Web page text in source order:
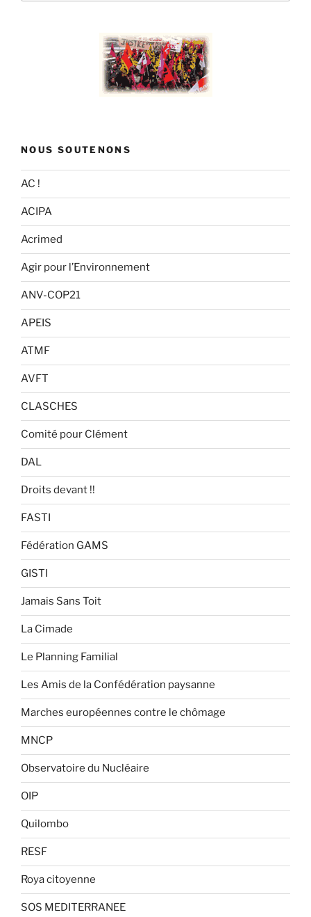
NOUS SOUTENONS
AC !
ACIPA
Acrimed
Agir pour l’Environnement
ANV-COP21
APEIS
ATMF
AVFT
CLASCHES
Comité pour Clément
DAL
Droits devant !!
FASTI
Fédération GAMS
GISTI
Jamais Sans Toit
La Cimade
Le Planning Familial
Les Amis de la Confédération paysanne
Marches européennes contre le chômage
MNCP
Observatoire du Nucléaire
OIP
Quilombo
RESF
Roya citoyenne
SOS MEDITERRANEE